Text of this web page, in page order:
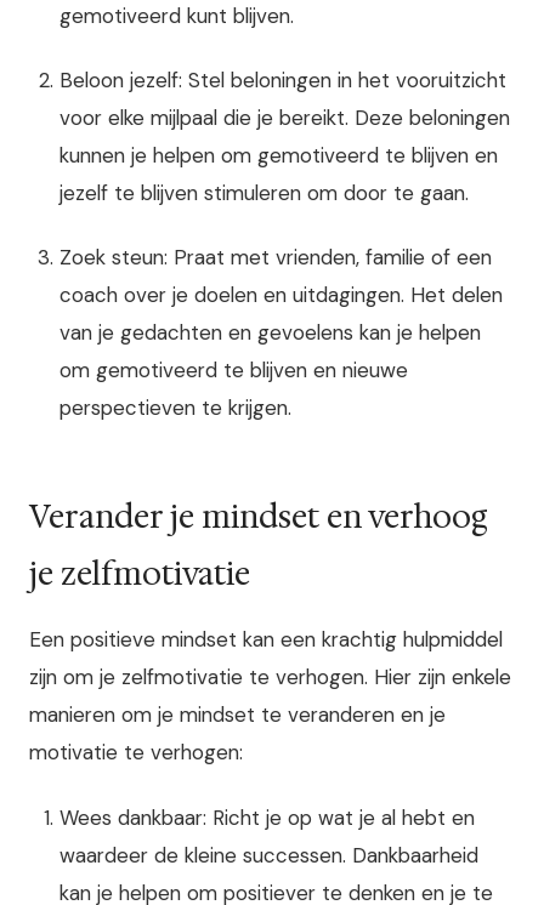
gemotiveerd kunt blijven.
Beloon jezelf: Stel beloningen in het vooruitzicht
voor elke mijlpaal die je bereikt. Deze beloningen
kunnen je helpen om gemotiveerd te blijven en
jezelf te blijven stimuleren om door te gaan.
Zoek steun: Praat met vrienden, familie of een
coach over je doelen en uitdagingen. Het delen
van je gedachten en gevoelens kan je helpen
om gemotiveerd te blijven en nieuwe
perspectieven te krijgen.
Verander je mindset en verhoog
je zelfmotivatie
Een positieve mindset kan een krachtig hulpmiddel
zijn om je zelfmotivatie te verhogen. Hier zijn enkele
manieren om je mindset te veranderen en je
motivatie te verhogen:
Wees dankbaar: Richt je op wat je al hebt en
waardeer de kleine successen. Dankbaarheid
kan je helpen om positiever te denken en je te